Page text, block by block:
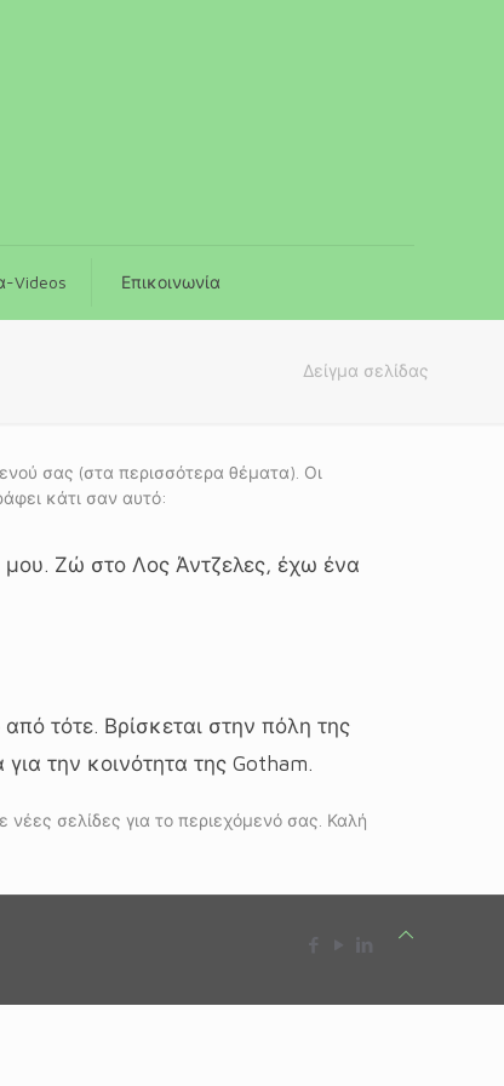
Videos Επικοινωνία
Δείγμα σελίδας
σας (στα περισσότερα θέματα). Οι
κάτι σαν αυτό:
μου. Ζώ στο Λος Άντζελες, έχω ένα
από τότε. Βρίσκεται στην πόλη της
την κοινότητα της Gotham.
νέες σελίδες για το περιεχόμενό σας. Καλή